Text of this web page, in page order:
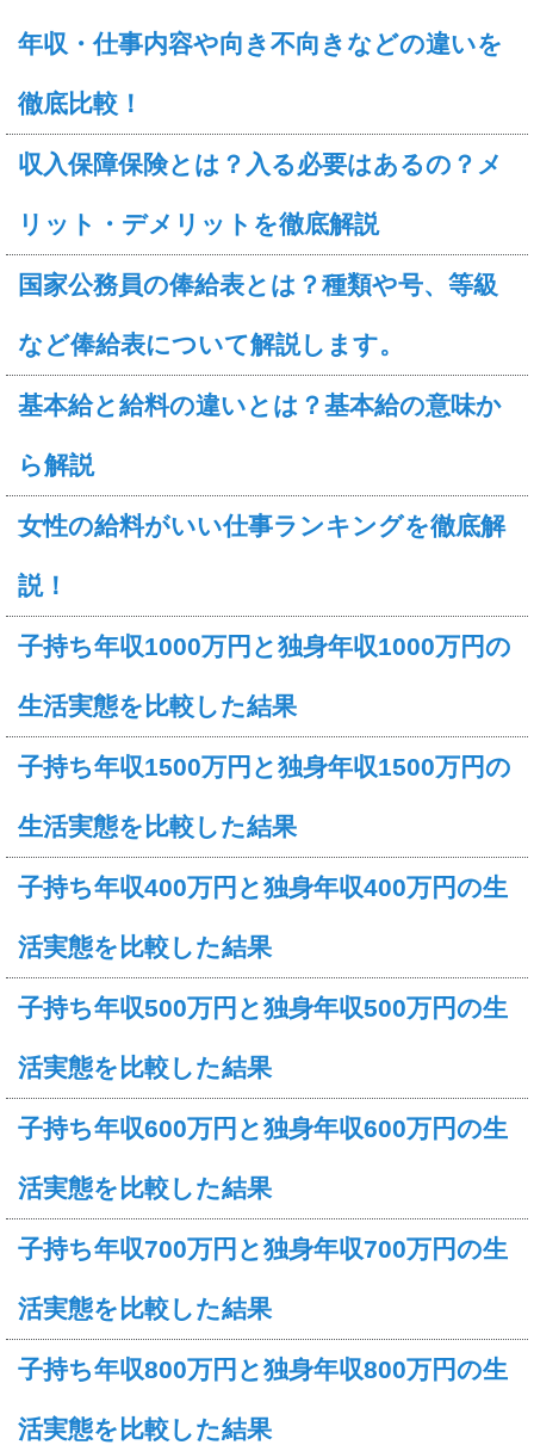
年収・仕事内容や向き不向きなどの違いを
徹底比較！
収入保障保険とは？入る必要はあるの？メ
リット・デメリットを徹底解説
国家公務員の俸給表とは？種類や号、等級
など俸給表について解説します。
基本給と給料の違いとは？基本給の意味か
ら解説
女性の給料がいい仕事ランキングを徹底解
説！
子持ち年収1000万円と独身年収1000万円の
生活実態を比較した結果
子持ち年収1500万円と独身年収1500万円の
生活実態を比較した結果
子持ち年収400万円と独身年収400万円の生
活実態を比較した結果
子持ち年収500万円と独身年収500万円の生
活実態を比較した結果
子持ち年収600万円と独身年収600万円の生
活実態を比較した結果
子持ち年収700万円と独身年収700万円の生
活実態を比較した結果
子持ち年収800万円と独身年収800万円の生
活実態を比較した結果